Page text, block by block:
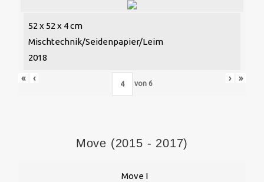
52 x 52 x 4 cm
Mischtechnik/Seidenpapier/Leim
2018
« ‹
von 6
› »
Move (2015 - 2017)
Move I